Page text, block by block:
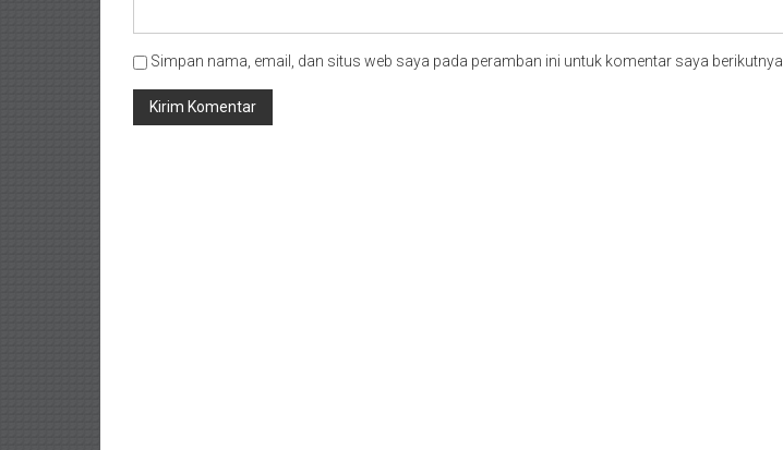
Simpan nama, email, dan situs web saya pada peramban ini untuk komentar saya berikutnya.